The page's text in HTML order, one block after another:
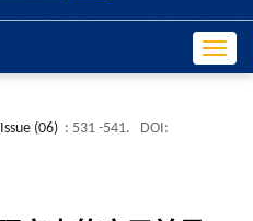
Issue (06) : 531 -541.
DOI: